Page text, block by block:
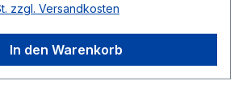
zzgl. Versandkosten
In den Warenkorb